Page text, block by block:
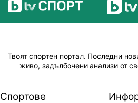
Твоят спортен портал. Последни
живо, задълбочени анализи от
Спортове